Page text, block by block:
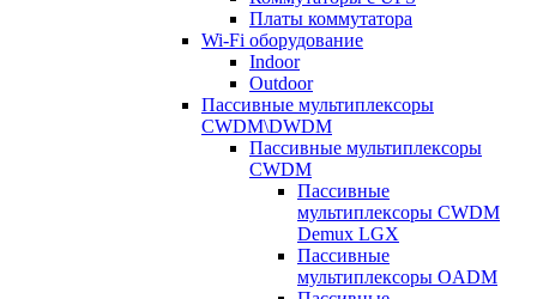
Платы коммутатора
Wi-Fi оборудование
Indoor
Outdoor
Пассивные мультиплексоры
CWDM\DWDM
Пассивные мультиплексоры
CWDM
Пассивные
мультиплексоры CWDM
Demux LGX
Пассивные
мультиплексоры OADM